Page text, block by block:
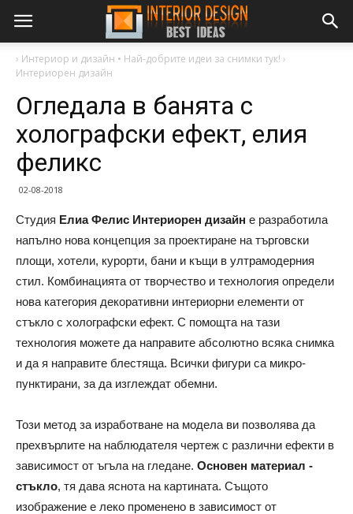
› Интериор и дизайн • Най-добрите идеи за снимки тук! ›
Интериорен дизайн
Огледала в банята с
холографски ефект, елия
феликс
02-08-2018
Студия Елиа Фелис Интериорен дизайн е разработила
напълно нова концепция за проектиране на търговски
площи, хотели, курорти, бани и къщи в ултрамодерния
стил. Комбинацията от творчество и технология определи
нова категория декоративни интериорни елементи от
стъкло с холографски ефект. С помощта на тази
технология можете да направите абсолютно всяка снимка
и да я направите блестяща. Всички фигури са микро-
пунктирани, за да изглеждат обемни.
Този метод за изработване на модела ви позволява да
прехвърлите на наблюдателя чертеж с различни ефекти в
зависимост от ъгъла на гледане. Основен материал -
стъкло, тя дава яснота на картината. Същото
изображение е леко променено в зависимост от